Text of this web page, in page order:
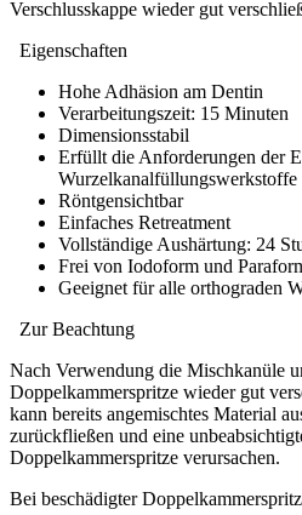
Verschlusskappe wieder gut
Eigenschaften
Hohe Adhäsion am Dentin
Verarbeitungszeit: 15 Minuten
Dimensionsstabil
Erfüllt die Anforderungen der
Wurzelkanalfüllungswerkstoffe
Röntgensichtbar
Einfaches Retreatment
Vollständige Aushärtung: 24
Frei von Iodoform und
Geeignet für alle orthograden
Zur Beachtung
Nach Verwendung die Mischkanüle
Doppelkammerspritze wieder gut
kann bereits angemischtes Material
zurückfließen und eine
Doppelkammerspritze verursachen.
Bei beschädigter